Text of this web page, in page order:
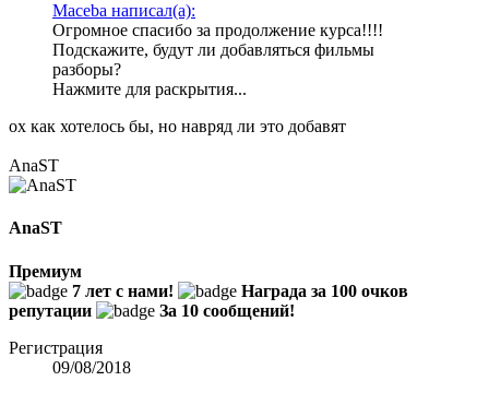
Maceba написал(а):
Огромное спасибо за продолжение курса!!!!
Подскажите, будут ли добавляться фильмы
разборы?
Нажмите для раскрытия...
ох как хотелось бы, но навряд ли это добавят
AnaST
AnaST
Премиум
7 лет с нами!
Награда за 100 очков
репутации
За 10 сообщений!
Регистрация
09/08/2018